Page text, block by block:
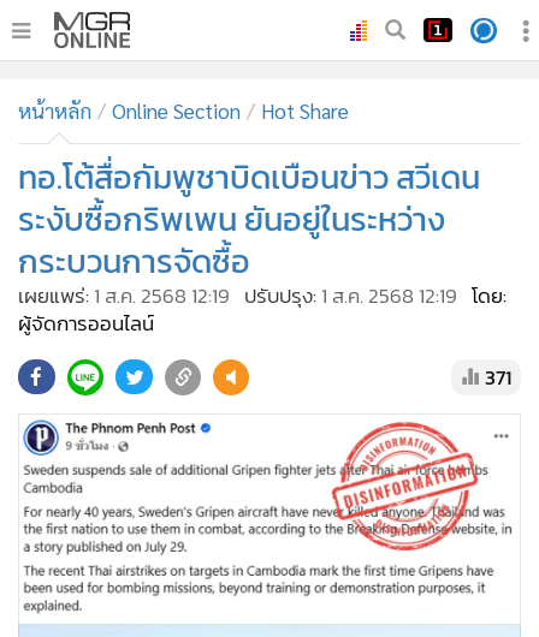
ทันเหตุการณ์
• ภาคใต้
ภูมิภาค
• บันเทิง
• ผู้จัดการรายวัน
• ละคร
• CbizReview
• Cyber BIZ
• ผู้จัดกวน
• Good health & Well-being
• Green Innovation & SD
• Management & HR
หน้าหลัก Online Section Hot Share
ทอ.โต้สื่อกัมพูชาบิดเบือนข่าว สวีเดน
ระงับซื้อกริพเพน ยันอยู่ในระหว่าง
กระบวนการจัดซื้อ
เผยแพร่: 1 ส.ค. 2568 12:19 ปรับปรุง: 1 ส.ค. 2568 12:19 โดย:
ผู้จัดการออนไลน์
371